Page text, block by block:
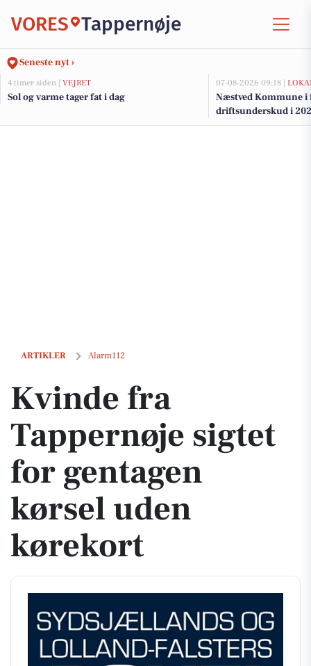
VORES Tappernøje
Seneste nyt ›
4 timer siden | VEJRET
Sol og varme tager fat i dag
07-08-2026 09:18 |
Næstved Kommune i
driftsunderskud i
på vej for at bevare
ARTIKLER Alarm112
Kvinde fra Tappernøje sigtet for gentagen kørsel uden kørekort
Kvinde fra
Tappernøje sigtet
for gentagen
kørsel uden
kørekort